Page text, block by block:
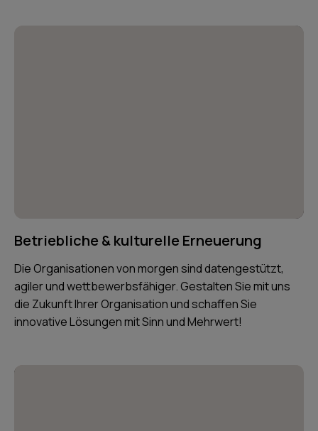
Betriebliche & kulturelle Erneuerung
Die Organisationen von morgen sind datengestützt,
agiler und wettbewerbsfähiger. Gestalten Sie mit uns
die Zukunft Ihrer Organisation und schaffen Sie
innovative Lösungen mit Sinn und Mehrwert!